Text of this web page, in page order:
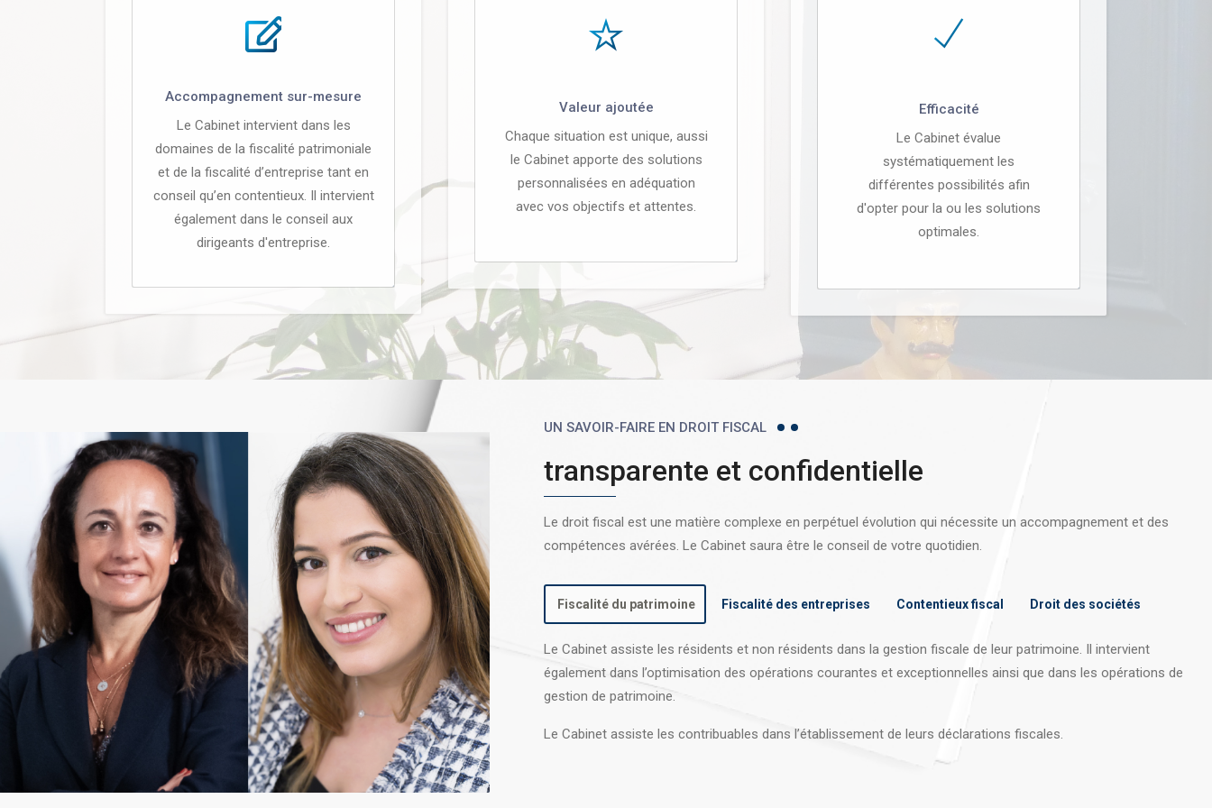
Accompagnement sur-mesure
Le Cabinet intervient dans les
domaines de la fiscalité patrimoniale
et de la fiscalité d’entreprise tant en
conseil qu’en contentieux. Il intervient
également dans le conseil aux
dirigeants d'entreprise.
Valeur ajoutée
Chaque situation est unique, aussi
le Cabinet apporte des solutions
personnalisées en adéquation
avec vos objectifs et attentes.
Efficacité
Le Cabinet évalue
systématiquement les
différentes possibilités afin
d'opter pour la ou les solutions
optimales.
UN SAVOIR-FAIRE EN DROIT FISCAL
transparente et confidentielle
Le droit fiscal est une matière complexe en perpétuel évolution qui nécessite un accompagnement et des
compétences avérées. Le Cabinet saura être le conseil de votre quotidien.
Fiscalité du patrimoine Fiscalité des entreprises Contentieux fiscal Droit des sociétés
Le Cabinet assiste les résidents et non résidents dans la gestion fiscale de leur patrimoine. Il intervient
également dans l’optimisation des opérations courantes et exceptionnelles ainsi que dans les opérations de
gestion de patrimoine.
Le Cabinet assiste les contribuables dans l’établissement de leurs déclarations fiscales.